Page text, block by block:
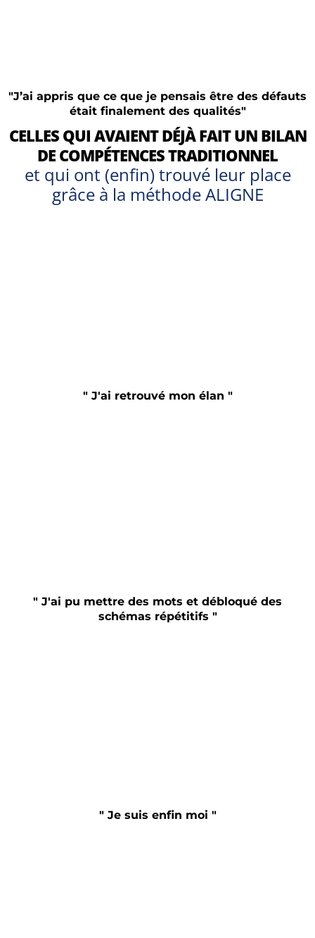
"J’ai appris que ce que je pensais être des défauts
était finalement des qualités"
CELLES QUI AVAIENT DÉJÀ FAIT UN BILAN
DE COMPÉTENCES TRADITIONNEL
et qui ont (enfin) trouvé leur place
grâce à la méthode ALIGNE
" J'ai retrouvé mon élan "
" J'ai pu mettre des mots et débloqué des
schémas répétitifs "
" Je suis enfin moi "